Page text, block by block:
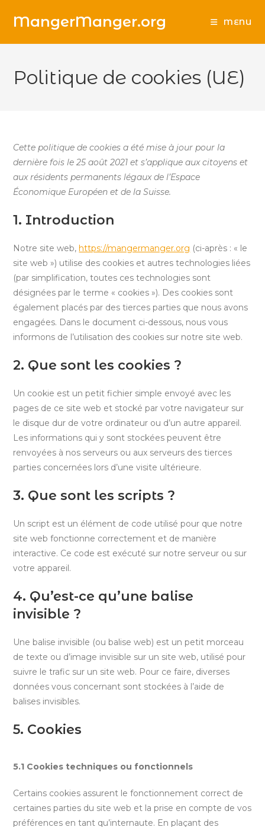
MangerManger.org MENU
Politique de cookies (UE)
Cette politique de cookies a été mise à jour pour la
dernière fois le 25 août 2021 et s’applique aux citoyens et
aux résidents permanents légaux de l’Espace
Économique Européen et de la Suisse.
1. Introduction
Notre site web,https://mangermanger.org (ci-après : « le
site web ») utilise des cookies et autres technologies liées
(par simplification, toutes ces technologies sont
désignées par le terme « cookies »). Des cookies sont
également placés par des tierces parties que nous avons
engagées. Dans le document ci-dessous, nous vous
informons de l’utilisation des cookies sur notre site web.
2. Que sont les cookies ?
Un cookie est un petit fichier simple envoyé avec les
pages de ce site web et stocké par votre navigateur sur
le disque dur de votre ordinateur ou d’un autre appareil.
Les informations qui y sont stockées peuvent être
renvoyées à nos serveurs ou aux serveurs des tierces
parties concernées lors d’une visite ultérieure.
3. Que sont les scripts ?
Un script est un élément de code utilisé pour que notre
site web fonctionne correctement et de manière
interactive. Ce code est exécuté sur notre serveur ou sur
votre appareil.
4. Qu’est-ce qu’une balise
invisible ?
Une balise invisible (ou balise web) est un petit morceau
de texte ou d’image invisible sur un site web, utilisé pour
suivre le trafic sur un site web. Pour ce faire, diverses
données vous concernant sont stockées à l’aide de
balises invisibles.
5. Cookies
5.1 Cookies techniques ou fonctionnels
Certains cookies assurent le fonctionnement correct de
certaines parties du site web et la prise en compte de vos
préférences en tant qu’internaute. En plaçant des